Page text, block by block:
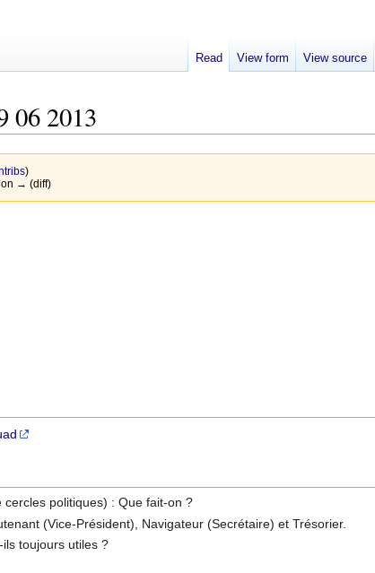
06 2013
)
→ (diff)
politiques) : Que fait-on ?
(Vice-Président), Navigateur (Secrétaire) et Trésorier.
toujours utiles ?
Read View form View source